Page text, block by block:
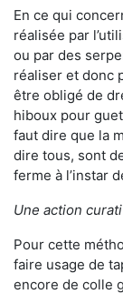
En ce qui
réalisée par
ou par des
réaliser et donc
être obligé de
hiboux pour
faut dire que la
dire tous, sont
ferme à l’instar
Une action
Pour cette
faire usage de
encore de colle